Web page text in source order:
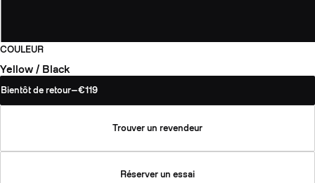
COULEUR
Yellow / Black
Bientôt de retour—€119
Trouver un revendeur
Réserver un essai